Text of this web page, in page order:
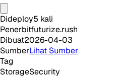
Dideploy5 kali
Penerbitfuturize.rush
Dibuat2026-04-03
SumberLihat Sumber
Tag
StorageSecurity